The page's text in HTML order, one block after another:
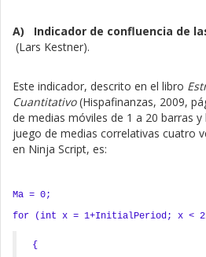
A) Indicador de confluencia de
(Lars Kestner).
Este indicador, descrito en el libro
Cuantitativo(Hispafinanzas, 2009,
de medias móviles de 1 a 20 barras
juego de medias correlativas cuatro
en Ninja Script, es:
Ma = 0;
for (int x = 1+InitialPeriod; x <
{